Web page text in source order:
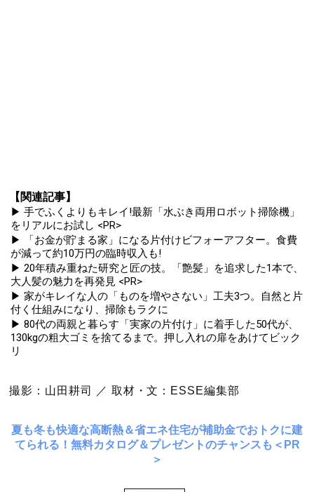
【関連記事】
▶ 手でふくよりもキレイ!最新「水ぶき両用ロボット掃除機」
をリアルにお試し <PR>
▶ 「お金が貯まる家」になる片付けビフォーアフター。食費
が減って約10万円の臨時収入も!
▶ 20年積み重ねた研究と匠の技。「艶髪」を追求した1本で、
大人髪の魅力を再発見 <PR>
▶ 家がキレイな人の「ものを増やさない」工夫3つ。自然と片
付く仕組みになり、掃除もラクに
▶ 80代の両親と暮らす「実家の片付け」に着手した50代が、
130kgの粗大ゴミを捨てるまで。押し入れの扉をあけてビック
リ
撮影：山田耕司 ／ 取材・文：ESSE編集部
夏も冬も快適な高断熱＆省エネ住宅が補助金でおトクに建
てられる！無料カタログ＆プレゼントのチャンスも＜PR
＞